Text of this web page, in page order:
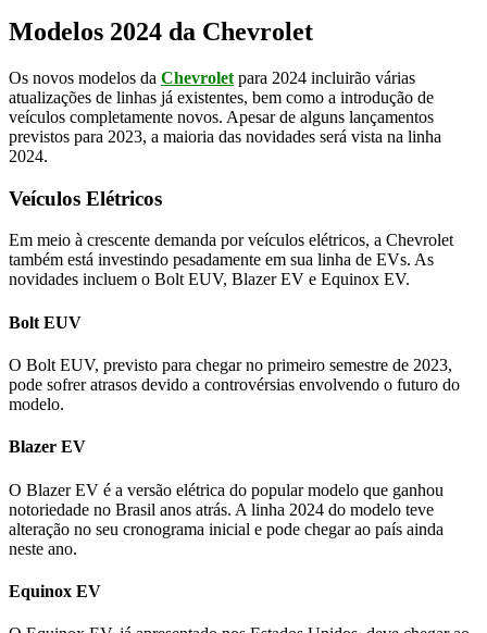
Modelos 2024 da Chevrolet
Os novos modelos da Chevrolet para 2024 incluirão várias
atualizações de linhas já existentes, bem como a introdução de
veículos completamente novos. Apesar de alguns lançamentos
previstos para 2023, a maioria das novidades será vista na linha
2024.
Veículos Elétricos
Em meio à crescente demanda por veículos elétricos, a Chevrolet
também está investindo pesadamente em sua linha de EVs. As
novidades incluem o Bolt EUV, Blazer EV e Equinox EV.
Bolt EUV
O Bolt EUV, previsto para chegar no primeiro semestre de 2023,
pode sofrer atrasos devido a controvérsias envolvendo o futuro do
modelo.
Blazer EV
O Blazer EV é a versão elétrica do popular modelo que ganhou
notoriedade no Brasil anos atrás. A linha 2024 do modelo teve
alteração no seu cronograma inicial e pode chegar ao país ainda
neste ano.
Equinox EV